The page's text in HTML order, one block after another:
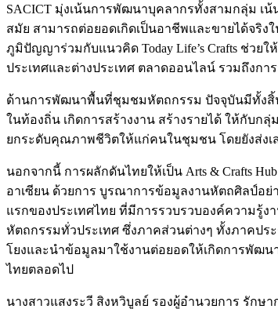
SACICT มุ่งเน้นการพัฒนาบุคลากรทั้งสามกลุ่ม เ
สมัย สามารถต่อยอดเกิดเป็นอาชีพและขายได้จ
ภูมิปัญญาร่วมกับแนวคิด Today Life’s Crafts ช่วย
ประเทศและต่างประเทศ ตลาดออนไลน์ รวมถึงก
ด้านการพัฒนาพื้นที่ชุมชมหัตถกรรม ปัจจุบันมีทั้งสิ้
ในท้องถิ่น เกิดการสร้างงาน สร้างรายได้ ให้กับ
ยกระดับคุณภาพชีวิตให้แก่คนในชุมชน โดยยังส่ง
นอกจากนี้ การผลักดันไทยให้เป็น Arts & Crafts
อาเซียน ด้วยการ บูรณาการข้อมูลงานหัตถศิลป์อย่
แรกของประเทศไทย ที่มีการรวบรวบองค์ความ
หัตถกรรมทั่วประเทศ ซึ่งภาคส่วนต่างๆ ทั้งภาคป
โยงและนำข้อมูลมาใช้งานต่อยอดให้เกิดการพัฒ
ไทยตลอดไป
นางสาวแสงระวี สิงหวิบูลย์ รองผู้อำนวยการ รักษ